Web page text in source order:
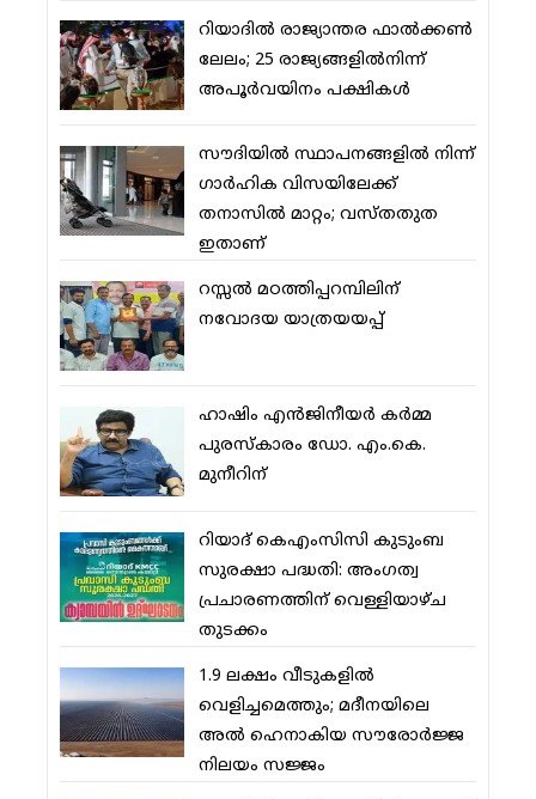
റിയാദില്‍ രാജ്യാന്തര ഫാല്‍ക്കണ്‍
ലേലം; 25 രാജ്യങ്ങളില്‍നിന്ന്
അപൂര്‍വയിനം പക്ഷികള്‍
സൗദിയില്‍ സ്ഥാപനങ്ങളില്‍ നിന്ന്
ഗാര്‍ഹിക വിസയിലേക്ക്
തനാസില്‍ മാറ്റം; വസ്തതുത
ഇതാണ്
റസ്സല്‍ മഠത്തിപ്പറമ്പിലിന്
നവോദയ യാത്രയയപ്പ്
ഹാഷിം എന്‍ജിനീയര്‍ കര്‍മ്മ
പുരസ്‌കാരം ഡോ. എം.കെ.
മുനീറിന്
റിയാദ് കെഎംസിസി കുടുംബ
സുരക്ഷാ പദ്ധതി: അംഗത്വ
പ്രചാരണത്തിന് വെള്ളിയാഴ്ച
തുടക്കം
1.9 ലക്ഷം വീടുകളില്‍
വെളിച്ചമെത്തും; മദീനയിലെ
അല്‍ ഹെനാകിയ സൗരോര്‍ജ്ജ
നിലയം സജ്ജം